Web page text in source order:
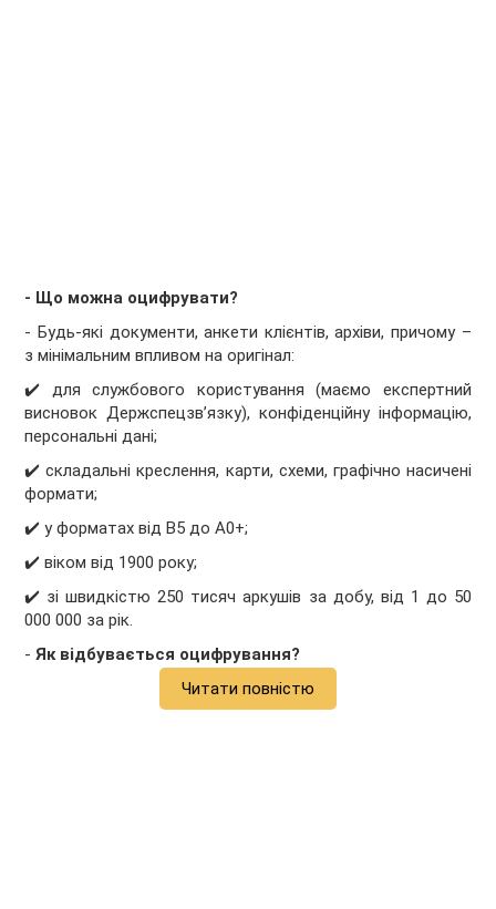
- Що можна оцифрувати?
- Будь-які документи, анкети клієнтів, архіви, причому –
з мінімальним впливом на оригінал:
✔️ для службового користування (маємо експертний
висновок Держспецзв’язку), конфіденційну інформацію,
персональні дані;
✔️ складальні креслення, карти, схеми, графічно насичені
формати;
✔️ у форматах від В5 до А0+;
✔️ віком від 1900 року;
✔️ зі швидкістю 250 тисяч аркушів за добу, від 1 до 50
000 000 за рік.
-Як відбувається оцифрування?
Читати повністю